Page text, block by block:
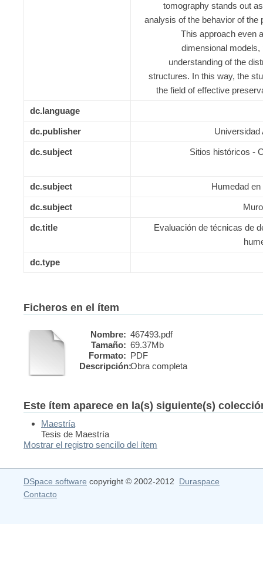
tomography stands out
analysis of the behavior of the
This approach even
dimensional models,
understanding of the
structures. In this way, the
the field of effective
dc.language
dc.publisher Universidad
dc.subject Sitios históricos -
dc.subject Humedad
dc.subject
dc.title
Evaluación de técnicas de
dc.type
Ficheros en el ítem
Nombre: 467493.pdf
Tamaño: 69.37Mb
Formato: PDF
Descripción:Obra completa
Este ítem aparece en la(s) siguiente(s)
Maestría
Tesis de Maestría
Mostrar el registro sencillo del ítem
DSpace software copyright © 2002-2012 Duraspace
Contacto